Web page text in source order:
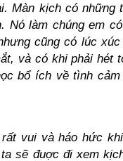
Màn kịch có những
Nó làm chúng em
cũng có lúc
và có khi phải hét
bổ ích về tình
vui và háo hức
ta sẽ đuợc đi xem